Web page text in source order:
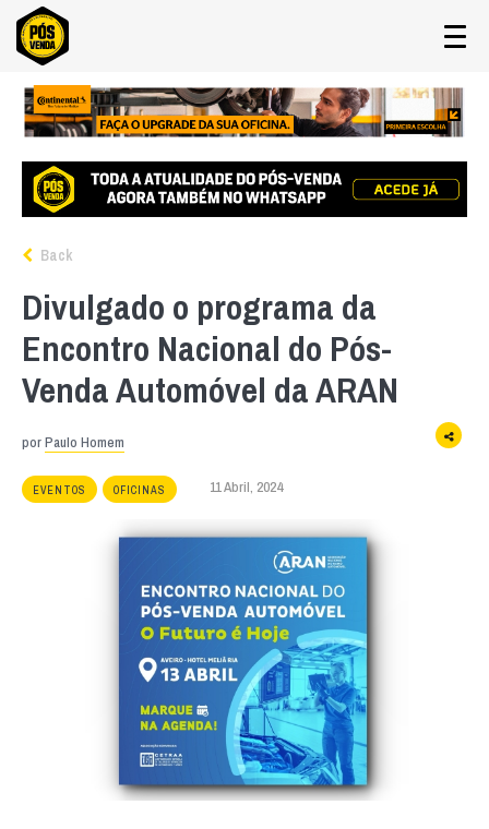
Back
Divulgado o programa da
Encontro Nacional do Pós-
Venda Automóvel da ARAN
porPaulo Homem
EVENTOS OFICINAS 11 Abril, 2024